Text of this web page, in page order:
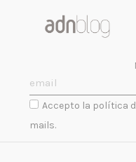
Accepto la política
mails.